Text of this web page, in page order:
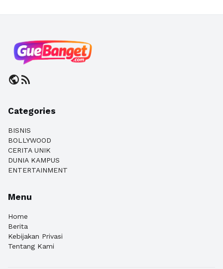
publicrss_feed
Categories
BISNIS
BOLLYWOOD
CERITA UNIK
DUNIA KAMPUS
ENTERTAINMENT
Menu
Home
Berita
Kebijakan Privasi
Tentang Kami